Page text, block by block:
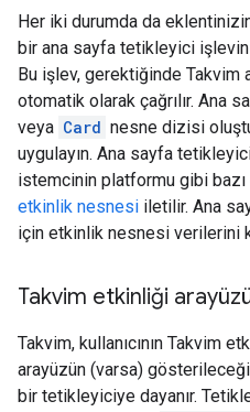
Her iki durumda da
bir ana sayfa tetikleyici
Bu işlev, gerektiğinde Takvim
otomatik olarak çağrılır. Ana
veya Card nesne dizisi
uygulayın. Ana sayfa
istemcinin platformu gibi
etkinlik nesnesi iletilir. Ana
için etkinlik nesnesi verilerini
Takvim etkinliği
Takvim, kullanıcının Takvim
arayüzün (varsa)
bir tetikleyiciye dayanır.